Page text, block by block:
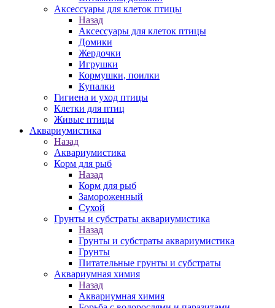
Аксессуары для клеток птицы
Назад
Аксессуары для клеток птицы
Домики
Жердочки
Игрушки
Кормушки, поилки
Купалки
Гигиена и уход птицы
Клетки для птиц
Живые птицы
Аквариумистика
Назад
Аквариумистика
Корм для рыб
Назад
Корм для рыб
Замороженный
Сухой
Грунты и субстраты аквариумистика
Назад
Грунты и субстраты аквариумистика
Грунты
Питательные грунты и субстраты
Аквариумная химия
Назад
Аквариумная химия